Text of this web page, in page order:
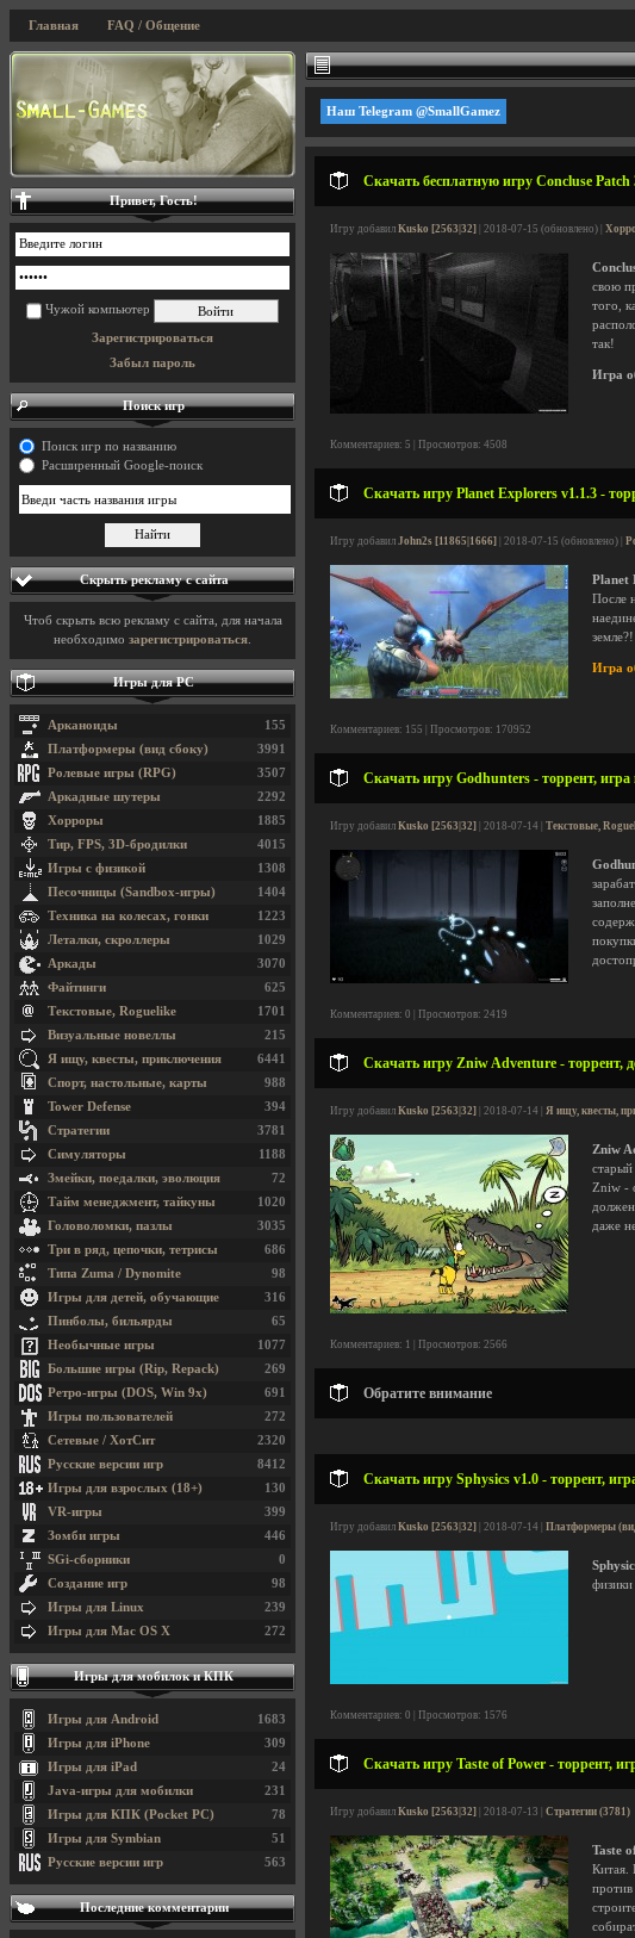
Главная FAQ / Общение
Наш Telegram @SmallGamez
Скачать бесплатную игру Concluse Patch
Игру добавил Kusko [2563|32] | 2018-07-15 (обновлено) |
свою
того,
так!
Игра
Комментариев: 5 | Просмотров: 4508
Скачать игру Planet Explorers v1.1.3 -
Игру добавил John2s [11865|1666] | 2018-07-15 (обновлено) |
Planet
После
Игра
Комментариев: 155 | Просмотров: 170952
Скачать игру Godhunters - торрент, игра
Игру добавил Kusko [2563|32] | 2018-07-14 | Текстовые,
Комментариев: 0 | Просмотров: 2419
Скачать игру Zniw Adventure - торрент,
Игру добавил Kusko [2563|32] | 2018-07-14 | Я ищу, квесты,
Zniw
старый
Zniw -
даже
Комментариев: 1 | Просмотров: 2566
Обратите внимание
Скачать игру Sphysics v1.0 - торрент,
Игру добавил Kusko [2563|32] | 2018-07-14 | Платформеры
Комментариев: 0 | Просмотров: 1576
Скачать игру Taste of Power - торрент,
Игру добавил Kusko [2563|32] | 2018-07-13 | Стратегии (3781)
Taste
Китая.
Привет, Гость!
Чужой компьютер
Зарегистрироваться
Забыл пароль
Поиск игр
Поиск игр по названию
Расширенный Google-поиск
Скрыть рекламу с сайта
Чтоб скрыть всю рекламу с сайта, для начала
необходимо зарегистрироваться
Игры для PC
155
Арканоиды
3991
Платформеры (вид сбоку)
3507
Ролевые игры (RPG)
2292
Аркадные шутеры
1885
Хорроры
4015
Тир, FPS, 3D-бродилки
1308
Игры с физикой
1404
Песочницы (Sandbox-игры)
1223
Техника на колесах, гонки
1029
Леталки, скроллеры
3070
Аркады
625
Файтинги
1701
Текстовые, Roguelike
215
Визуальные новеллы
6441
Я ищу, квесты, приключения
988
Спорт, настольные, карты
394
Tower Defense
3781
Стратегии
1188
Симуляторы
72
Змейки, поедалки, эволюция
1020
Тайм менеджмент, тайкуны
3035
Головоломки, пазлы
686
Три в ряд, цепочки, тетрисы
98
Типа Zuma / Dynomite
316
Игры для детей, обучающие
65
Пинболы, бильярды
1077
Необычные игры
269
Большие игры (Rip, Repack)
691
Ретро-игры (DOS, Win 9x)
272
Игры пользователей
2320
Сетевые / ХотСит
8412
Русские версии игр
130
Игры для взрослых (18+)
399
VR-игры
446
Зомби игры
0
SGi-сборники
98
Создание игр
239
Игры для Linux
272
Игры для Mac OS X
Игры для мобилок и КПК
1683
Игры для Android
309
Игры для iPhone
24
Игры для iPad
231
Java-игры для мобилки
78
Игры для КПК (Pocket PC)
51
Игры для Symbian
563
Русские версии игр
Последние комментарии